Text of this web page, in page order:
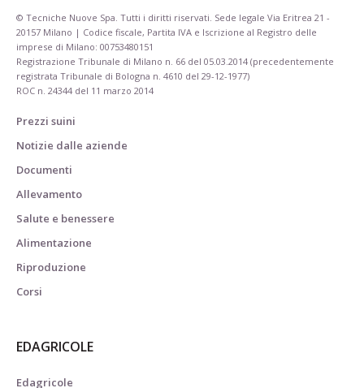
© Tecniche Nuove Spa. Tutti i diritti riservati. Sede legale Via Eritrea 21 -
20157 Milano | Codice fiscale, Partita IVA e Iscrizione al Registro delle
imprese di Milano: 00753480151
Registrazione Tribunale di Milano n. 66 del 05.03.2014 (precedentemente
registrata Tribunale di Bologna n. 4610 del 29-12-1977)
ROC n. 24344 del 11 marzo 2014
Prezzi suini
Notizie dalle aziende
Documenti
Allevamento
Salute e benessere
Alimentazione
Riproduzione
Corsi
EDAGRICOLE
Edagricole